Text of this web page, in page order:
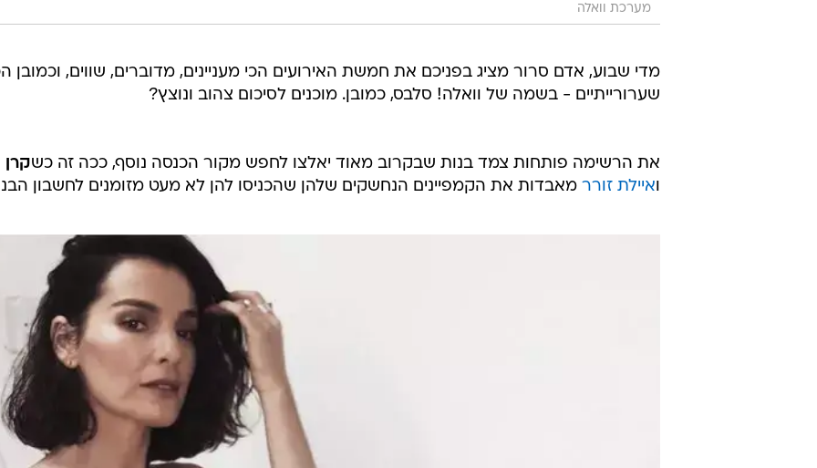
מערכת וואלה
מדי שבוע, אדם סרור מציג בפניכם את חמשת האירועים הכי מעניינים, מדוברים, שווים, וכמובן
שערורייתיים - בשמה של וואלה! סלבס, כמובן. מוכנים לסיכום צהוב ונוצץ?
את הרשימה פותחות צמד בנות שבקרוב מאוד יאלצו לחפש מקור הכנסה נוסף, ככה זה כש
ואיילת זורר מאבדות את הקמפיינים הנחשקים שלהן שהכניסו להן לא מעט מזומנים לחשבון